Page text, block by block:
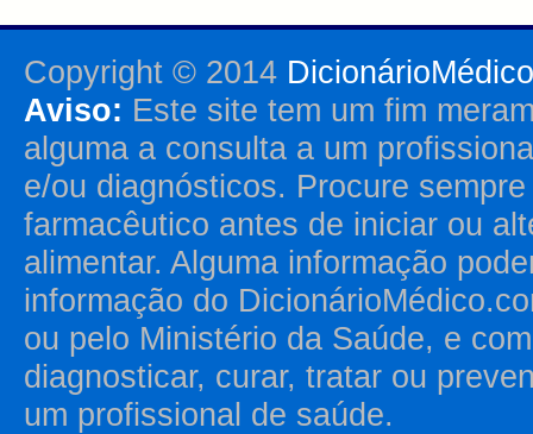
Copyright © 2014
Aviso: Este site tem um fim
alguma a consulta a um
e/ou diagnósticos. Procure
farmacêutico antes de iniciar ou
alimentar. Alguma informação
informação do
ou pelo Ministério da Saúde, e
diagnosticar, curar, tratar ou
um profissional de saúde.